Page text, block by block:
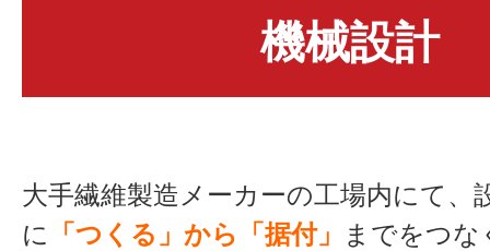
機械設計
大手繊維製造メーカーの工場内にて、
に 「つくる」から「据付」 までをつな